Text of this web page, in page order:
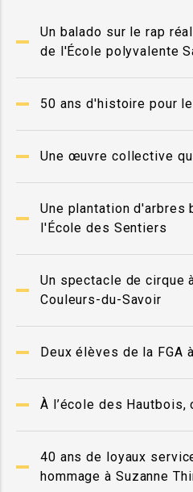
Un balado sur le rap
de l'École polyvalente
50 ans d'histoire pour le
Une œuvre collective
Une plantation d'arbres
l'École des Sentiers
Un spectacle de cirque
Couleurs-du-Savoir
Deux élèves de la FGA
À l’école des Hautbois,
40 ans de loyaux
hommage à Suzanne